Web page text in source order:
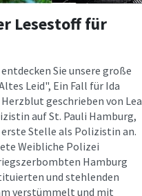
Lesestoff für
Sie unsere große
Leid", Ein Fall für Ida
geschrieben von Lea
auf St. Pauli Hamburg,
Stelle als Polizistin an.
Weibliche Polizei
Hamburg
und stehlenden
verstümmelt und mit